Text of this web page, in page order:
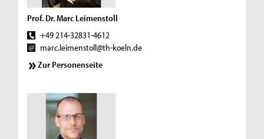
Prof. Dr. Marc Leimenstoll
+49 214-32831-4612
marc.leimenstoll@th-koeln.de
Zur Personenseite